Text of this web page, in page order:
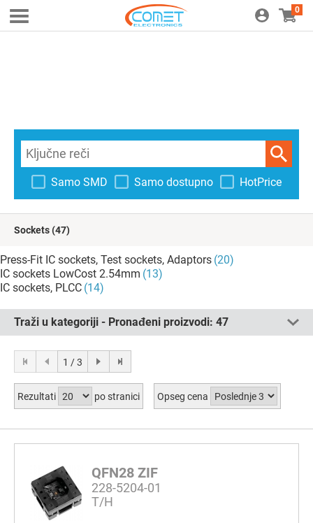
0
Samo SMD Samo dostupno HotPrice
Sockets(47)
Press-Fit IC sockets, Test sockets, Adaptors (20)
IC sockets LowCost 2.54mm (13)
IC sockets, PLCC (14)
Traži u kategoriji - Pronađeni proizvodi: 47
1 / 3
Rezultati po stranici Opseg cena
QFN28 ZIF
228-5204-01
T/H